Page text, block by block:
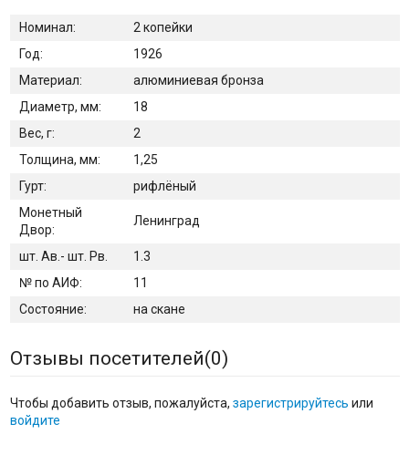
Номинал:
2 копейки
Год:
1926
Материал:
алюминиевая бронза
Диаметр, мм:
18
Вес, г:
2
Толщина, мм:
1,25
Гурт:
рифлёный
Монетный
Двор:
Ленинград
шт. Ав.- шт. Рв.
1.3
№ по АИФ:
11
Состояние:
на скане
Отзывы посетителей(0)
Чтобы добавить отзыв, пожалуйста, зарегистрируйтесь или
войдите